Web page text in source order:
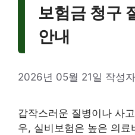
보험금 청구
안내
2026년 05월 21일 작성
갑작스러운 질병이나 사
우, 실비보험은 높은 의